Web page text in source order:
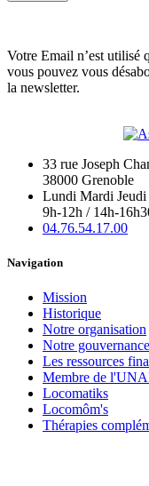
Votre Email n’est utilisé
vous pouvez vous
la newsletter.
33 rue Joseph
38000 Grenoble
Lundi Mardi Jeudi
9h-12h / 14h-
04.76.54.17.00
Navigation
Mission
Historique
Notre organisation
Notre gouvernance
Les ressources
Membre de
Locomatiks
Locomôm's
Thérapies